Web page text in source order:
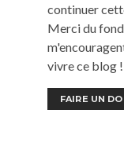
continuer
Merci du
vivre ce blog !
FAIRE UN